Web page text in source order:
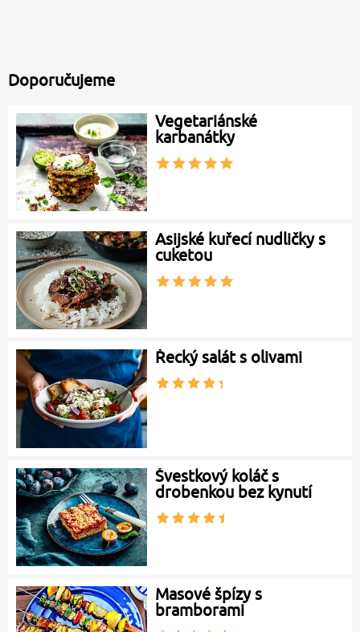
Doporučujeme
Vegetariánské
karbanátky
Asijské kuřecí nudličky s
cuketou
Řecký salát s olivami
Švestkový koláč s
drobenkou bez kynutí
Masové špízy s
bramborami